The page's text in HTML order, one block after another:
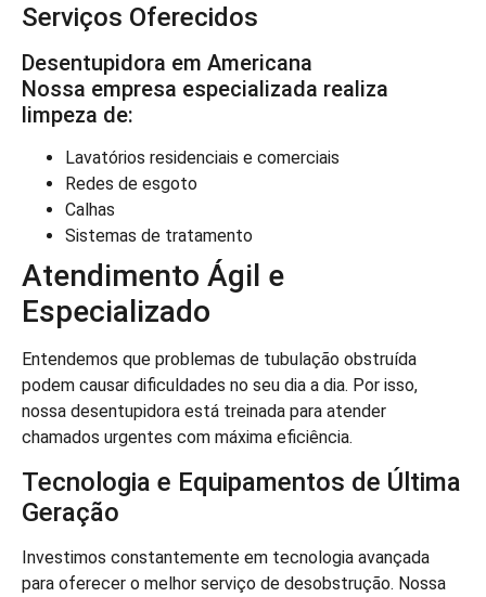
Serviços Oferecidos
Desentupidora em Americana
Nossa empresa especializada realiza
limpeza de:
Lavatórios residenciais e comerciais
Redes de esgoto
Calhas
Sistemas de tratamento
Atendimento Ágil e
Especializado
Entendemos que problemas de tubulação obstruída
podem causar dificuldades no seu dia a dia. Por isso,
nossa desentupidora está treinada para atender
chamados urgentes com máxima eficiência.
Tecnologia e Equipamentos de Última
Geração
Investimos constantemente em tecnologia avançada
para oferecer o melhor serviço de desobstrução. Nossa